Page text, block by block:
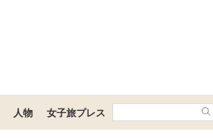
人物 女子旅プレス